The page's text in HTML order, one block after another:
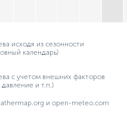
исходя из сезонности
календарь)
с учетом внешних факторов
и т.п.)
и open-meteo.com